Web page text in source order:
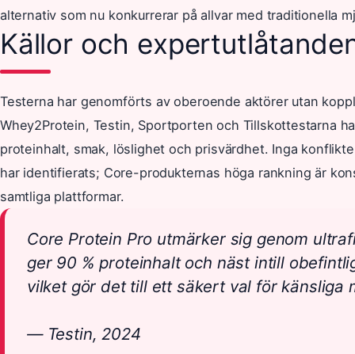
alternativ som nu konkurrerar på allvar med traditionella
Källor och
Testerna har genomförts av oberoende aktörer utan
Whey2Protein, Testin, Sportporten och Tillskottestarna
proteinhalt, smak, löslighet och prisvärdhet. Inga
har identifierats; Core-produkternas höga rankning är
samtliga plattformar.
Core Protein Pro utmärker sig genom
ger 90 % proteinhalt och näst intill
vilket gör det till ett säkert val för känsliga
— Testin, 2024